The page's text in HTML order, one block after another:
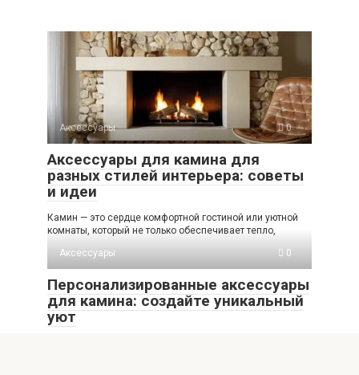
Аксессуары 0
Аксессуары для камина для
разных стилей интерьера: советы
и идеи
Камин — это сердце комфортной гостиной или уютной
комнаты, который не только обеспечивает тепло,
Аксессуары
0
Персонализированные аксессуары
для камина: создайте уникальный
уют